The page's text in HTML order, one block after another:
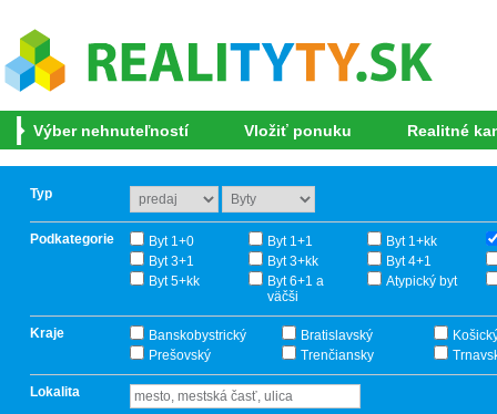
Výber nehnuteľností Vložiť ponuku Realitné
Typ
Podkategorie Byt 1+0 Byt 1+1
Byt 1+kk
Byt 3+1
Byt 3+kk
Byt 4+1
Byt 5+kk
Byt 6+1 a
väčši
Atypický byt
Kraje Banskobystrický Bratislavský
Prešovský
Trenčiansky
Lokalita